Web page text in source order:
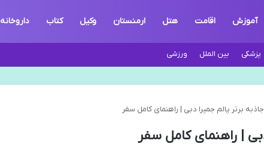
آموزش اقامت هتل ارمنستان وکیل کتاب داروخانه
پزشکی بین الملل ورزشی